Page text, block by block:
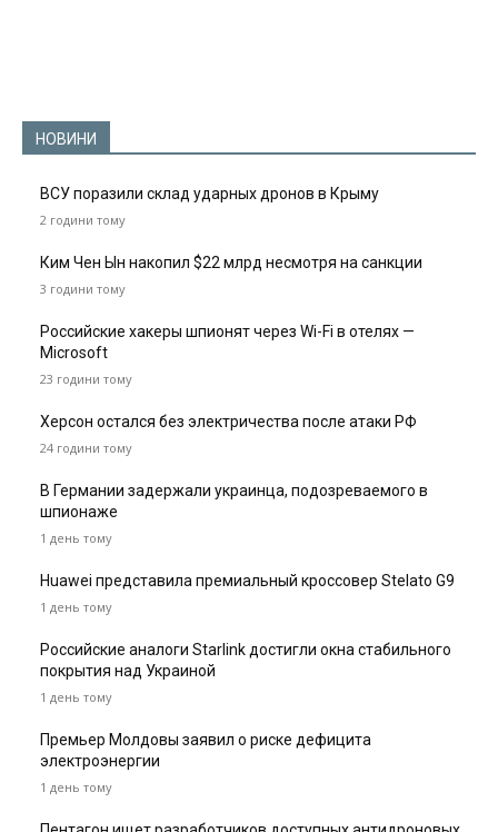
НОВИНИ
ВСУ поразили склад ударных дронов в Крыму
2 години тому
Ким Чен Ын накопил $22 млрд несмотря на санкции
3 години тому
Российские хакеры шпионят через Wi-Fi в отелях —
Microsoft
23 години тому
Херсон остался без электричества после атаки РФ
24 години тому
В Германии задержали украинца, подозреваемого в
шпионаже
1 день тому
Huawei представила премиальный кроссовер Stelato G9
1 день тому
Российские аналоги Starlink достигли окна стабильного
покрытия над Украиной
1 день тому
Премьер Молдовы заявил о риске дефицита
электроэнергии
1 день тому